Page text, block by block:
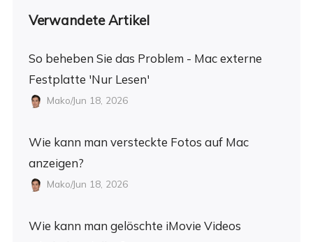
Verwandete Artikel
So beheben Sie das Problem - Mac externe
Festplatte 'Nur Lesen'
Mako/Jun 18, 2026
Wie kann man versteckte Fotos auf Mac
anzeigen?
Mako/Jun 18, 2026
Wie kann man gelöschte iMovie Videos